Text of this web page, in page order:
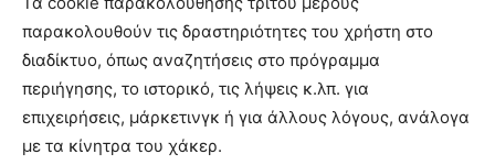
παρακολουθούν τις δραστηριότητες του χρήστη στο
διαδίκτυο, όπως αναζητήσεις στο πρόγραμμα
περιήγησης, το ιστορικό, τις λήψεις κ.λπ. για
επιχειρήσεις, μάρκετινγκ ή για άλλους λόγους, ανάλογα
με τα κίνητρα του χάκερ.